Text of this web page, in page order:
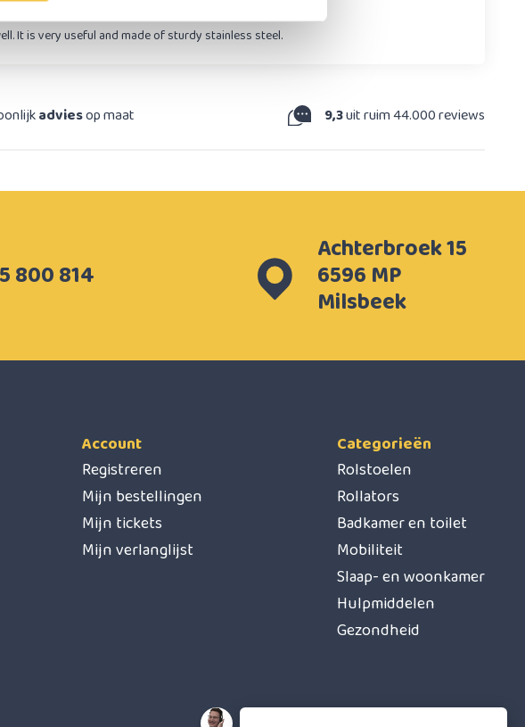
It is very useful and made of sturdy stainless steel.
adviesop maat 9,3uit ruim 44.000 reviews
800 814
Achterbroek 15
6596 MP
Milsbeek
Account
Registreren
Mijn bestellingen
Mijn tickets
Mijn verlanglijst
Categorieën
Rolstoelen
Rollators
Badkamer en toilet
Mobiliteit
Slaap- en woonkamer
Hulpmiddelen
Gezondheid